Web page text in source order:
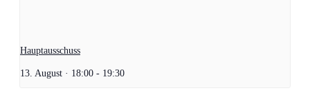
Hauptausschuss
13. August · 18:00 - 19:30